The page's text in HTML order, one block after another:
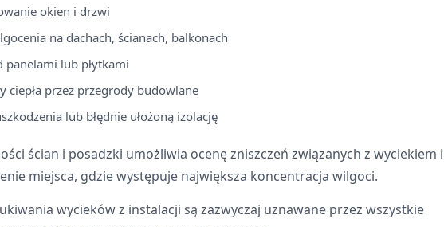
okien i drzwi
na dachach, ścianach, balkonach
lub płytkami
ciepła przez przegrody budowlane
lub błędnie ułożoną izolację
ścian i posadzki umożliwia ocenę zniszczeń związanych z wyciekiem i
miejsca, gdzie występuje największa koncentracja wilgoci.
wycieków z instalacji są zazwyczaj uznawane przez wszystkie